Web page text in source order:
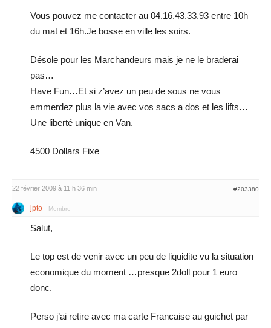
Vous pouvez me contacter au 04.16.43.33.93 entre 10h
du mat et 16h.Je bosse en ville les soirs.
Désole pour les Marchandeurs mais je ne le braderai
pas…
Have Fun…Et si z’avez un peu de sous ne vous
emmerdez plus la vie avec vos sacs a dos et les lifts…
Une liberté unique en Van.
4500 Dollars Fixe
22 février 2009 à 11 h 36 min #203380
jpto Membre
Salut,
Le top est de venir avec un peu de liquidite vu la situation
economique du moment …presque 2doll pour 1 euro
donc.
Perso j’ai retire avec ma carte Francaise au guichet par